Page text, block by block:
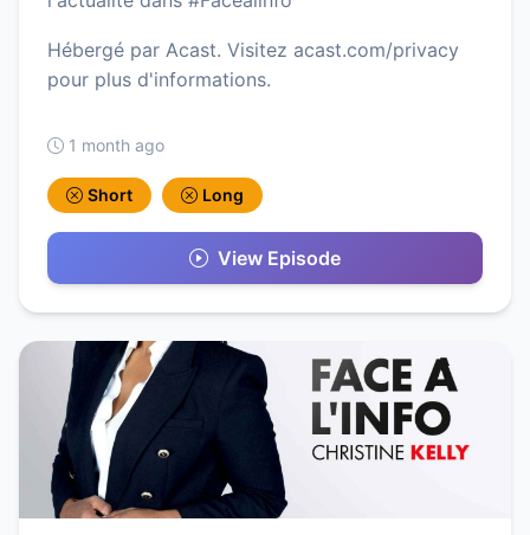
Hébergé par Acast. Visitez acast.com/privacy
pour plus d'informations.
1 month ago
Short Long
View Episode